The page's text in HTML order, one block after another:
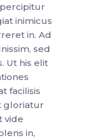
inimicus
in. Ad
sed
Ut his elit
facilisis
gloriatur
vide
in,